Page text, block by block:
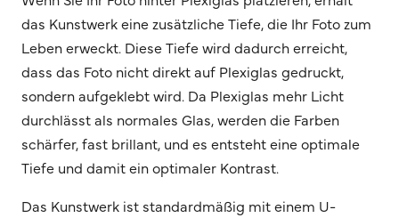
das Kunstwerk eine zusätzliche Tiefe, die Ihr Foto zum
Leben erweckt. Diese Tiefe wird dadurch erreicht,
dass das Foto nicht direkt auf Plexiglas gedruckt,
sondern aufgeklebt wird. Da Plexiglas mehr Licht
durchlässt als normales Glas, werden die Farben
schärfer, fast brillant, und es entsteht eine optimale
Tiefe und damit ein optimaler Kontrast.
Das Kunstwerk ist standardmäßig mit einem U-